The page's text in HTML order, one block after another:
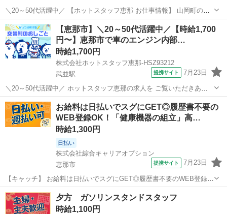
＼20～50代活躍中／ 【ホットスタッフ恵那 お仕事情報】 山岡町の特
産品である 細寒天を作っている企業さんでのお仕事がでましたよ! ☆
ここがオススメ☆ ・楽しくおしゃべりしながら出来ちゃいます♪ ・シ
フト制で時間やお休み...
岐阜 恵那市 花白温泉駅
【恵那市】＼20～50代活躍中／【時給1,700
円〜】恵那市で車のエンジン内部…
時給1,700円
株式会社ホットスタッフ恵那-HSZ93212
武並駅
提携サイト 7月23日
＼20～50代活躍中／ ホットスタッフ恵那の求人を ご覧いただきあり
がとうございます▼・ω・▽ ＼ 安定した収入としっかりと休日取れる
職場 / 1・・・交替勤務×高時給!1700円♪(残業時・深夜帯時間給は2125
円...
岐阜 恵那市 武並駅 工場
お給料は日払いでスグにGET◎履歴書不要の
WEB登録OK！「健康機器の組立」高…
時給1,300円
日払い
株式会社綜合キャリアオプション
恵那市
提携サイト 7月23日
【キャッチ】 お給料は日払いでスグにGET◎履歴書不要のWEB登録
OK！「健康機器の組立」高時給1300円！岐阜県恵那市周辺！20代～
40代のスタッフが多数活躍中★ 【コメント】 製造のお仕事が豊富★未
経験で働いてみたい方...
岐阜 恵那市
夕方 ガソリンスタンドスタッフ
時給1,100円